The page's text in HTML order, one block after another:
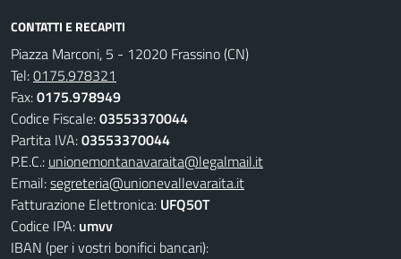
CONTATTI E RECAPITI
Piazza Marconi, 5 - 12020 Frassino (CN)
Tel:0175.978321
Fax:0175.978949
Codice Fiscale:03553370044
Partita IVA:03553370044
P.E.C.: unionemontanavaraita@legalmail.it
Email:segreteria@unionevallevaraita.it
Fatturazione Elettronica: UFQ50T
Codice IPA: umvv
IBAN (per i vostri bonifici bancari):